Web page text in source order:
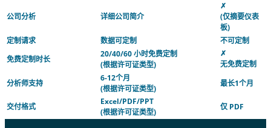
公司分析 详细公司简介
✗
(仅摘要仪表
板)
定制请求
数据可定制
不可定制
免费定制时长
20/40/60 小时免费定制
(根据许可证类型)
✗
无免费定制
分析师支持
6-12个月
(根据许可证类型)
最长1个月
交付格式
Excel/PDF/PPT
(根据许可证类型)
仅 PDF